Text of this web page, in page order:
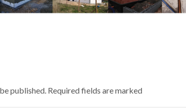
published. Required fields are marked